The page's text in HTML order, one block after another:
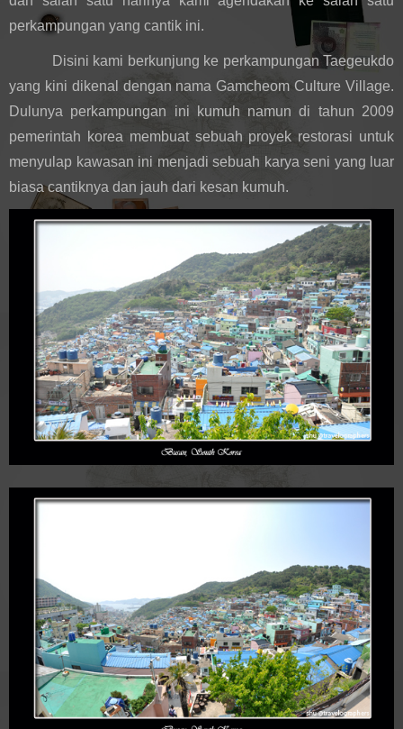
perkampungan yang cantik ini.
Disini kami berkunjung ke perkampungan Taegeukdo
yang kini dikenal dengan nama Gamcheom Culture Village.
Dulunya perkampungan ini kumuh namun di tahun 2009
pemerintah korea membuat sebuah proyek restorasi untuk
menyulap kawasan ini menjadi sebuah karya seni yang luar
biasa cantiknya dan jauh dari kesan kumuh.